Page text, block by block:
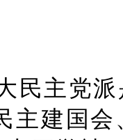
民主党
主建国